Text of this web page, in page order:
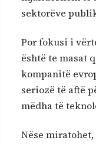
sektorëve
Por fokusi i
është te masat
kompanitë
seriozë të aftë
mëdha të
Nëse